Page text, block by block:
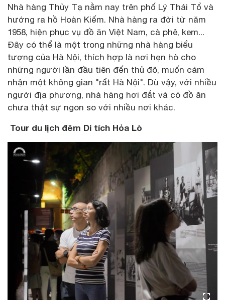
Nhà hàng Thủy Tạ nằm nay trên phố Lý Thái Tổ và
hướng ra hồ Hoàn Kiếm. Nhà hàng ra đời từ năm
1958, hiện phục vụ đồ ăn Việt Nam, cà phê, kem...
Đây có thể là một trong những nhà hàng biểu
tượng của Hà Nội, thích hợp là nơi hẹn hò cho
những người lần đầu tiên đến thủ đô, muốn cảm
nhận một không gian "rất Hà Nội". Dù vậy, với nhiều
người địa phương, nhà hàng hơi đắt và có đồ ăn
chưa thật sự ngon so với nhiều nơi khác.
Tour du lịch đêm Di tích Hỏa Lò